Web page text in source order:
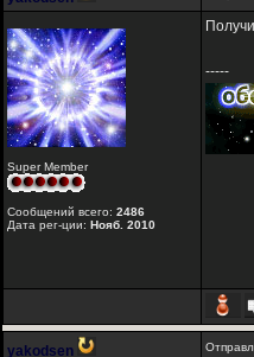
Super Member
Сообщений всего: 2486
Дата рег-ции: Нояб. 2010
-----
yakodsen